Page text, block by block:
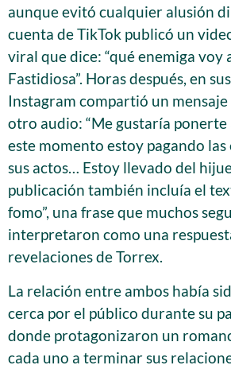
aunque evitó cualquier alusión
cuenta de TikTok publicó un
viral que dice: “qué enemiga voy
Fastidiosa”. Horas después, en
Instagram compartió un
otro audio: “Me gustaría ponerte
este momento estoy pagando las
sus actos… Estoy llevado del
publicación también incluía el
fomo”, una frase que muchos
interpretaron como una
revelaciones de Torrex.
La relación entre ambos había
cerca por el público durante su
donde protagonizaron un
cada uno a terminar sus